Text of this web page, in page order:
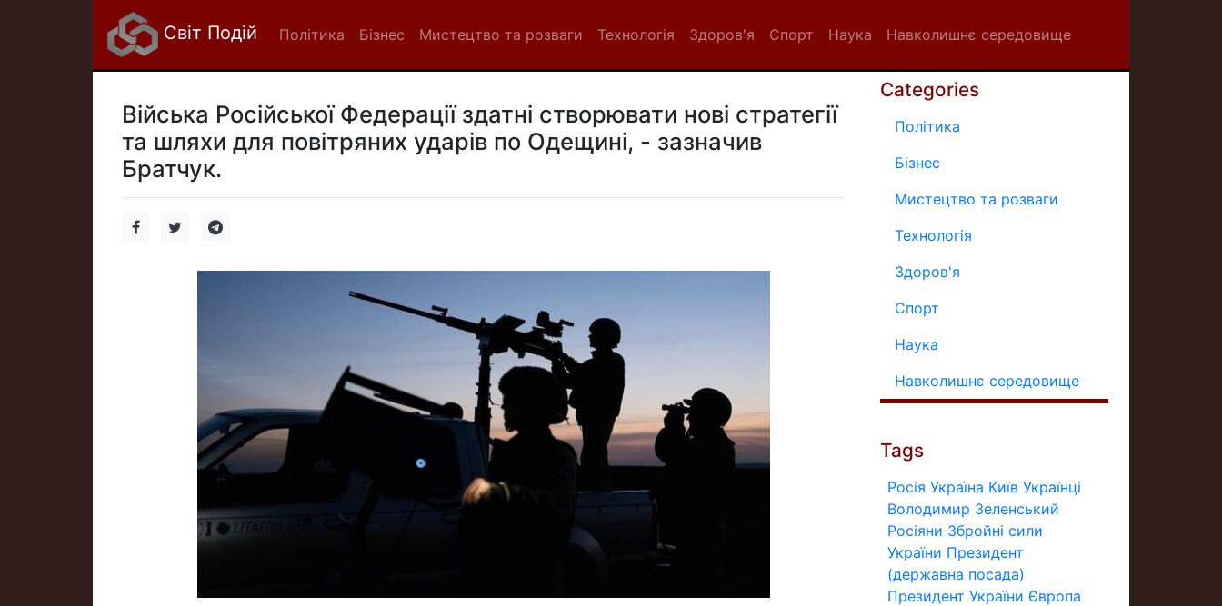
Світ Подій Політика Бізнес Мистецтво та розваги Технологія Здоров'я Спорт Наука Навколишнє середовище
Війська Російської Федерації здатні створювати нові стратегії
та шляхи для повітряних ударів по Одещині, - зазначив
Братчук.
Categories
Політика
Бізнес
Мистецтво та розваги
Технологія
Здоров'я
Спорт
Наука
Навколишнє середовище
Tags
Росія Україна Київ Українці
Володимир Зеленський
Росіяни Збройні сили
України Президент
(державна посада)
Президент України Європа